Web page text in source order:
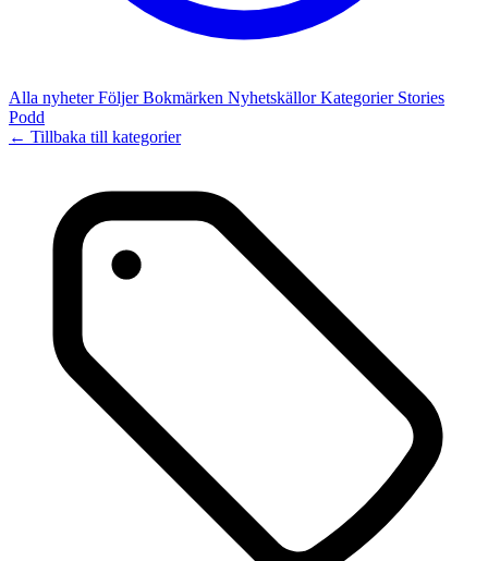
Alla nyheterFöljerBokmärken NyhetskällorKategorier Stories
Podd
← Tillbaka till kategorier